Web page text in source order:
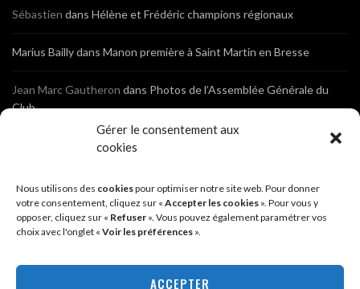
Gérer le consentement aux
cookies
Nous utilisons des cookiespour optimiser notre site web. Pour donner
votre consentement, cliquez sur « Accepter les cookies ». Pour vous y
opposer, cliquez sur « Refuser ». Vous pouvez également paramétrer vos
choix avec l'onglet « Voir les préférences ».
ACCEPTER
Sébastien dans Hélène et Frédéric champions régionaux
Marius Baillydans Manon première à Saint Martin en Bresse
Jean Marc Gautheron dans Photos de l’Assemblée Générale du
Club
Photos de l’Assemblée Générale du Club
Sébastien dans Cyclocross de Brochon (21)
Breniauxdans Cyclocross de Brochon (21)